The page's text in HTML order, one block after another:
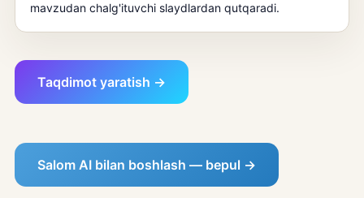
mavzudan chalg'ituvchi slaydlardan qutqaradi.
Taqdimot yaratish →
Salom AI bilan boshlash — bepul →